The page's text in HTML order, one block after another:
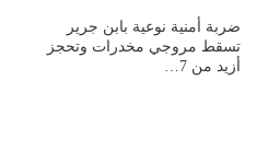
ضربة أمنية نوعية بابن جرير
تسقط مروجي مخدرات وتحجز
أزيد من 7…